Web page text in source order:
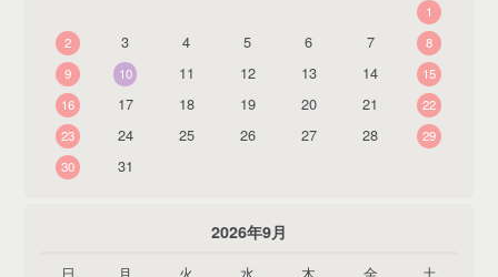
1
2
3 4 5 6 7
8
9
10 11 12 13 14
15
16
17 18 19 20 21
22
23
24 25 26 27 28
29
30
31
2026年9月